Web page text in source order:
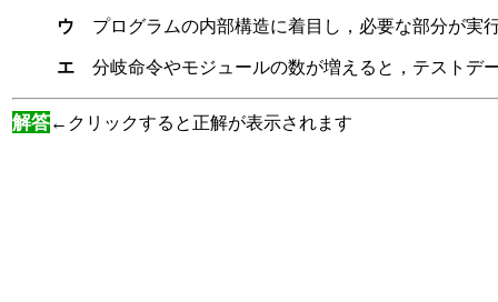
ウ プログラムの内部構造に着目し，必要な部分が実
エ 分岐命令やモジュールの数が増えると，テストデ
解答←クリックすると正解が表示されます